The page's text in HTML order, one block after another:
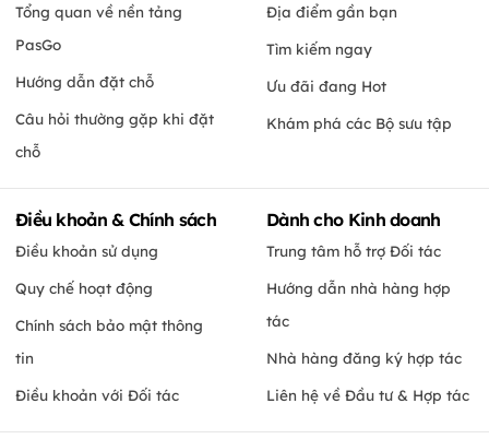
Tổng quan về nền tảng
PasGo
Hướng dẫn đặt chỗ
Câu hỏi thường gặp khi đặt
chỗ
Địa điểm gần bạn
Tìm kiếm ngay
Ưu đãi đang Hot
Khám phá các Bộ sưu tập
Điều khoản & Chính sách
Điều khoản sử dụng
Quy chế hoạt động
Chính sách bảo mật thông
tin
Điều khoản với Đối tác
Dành cho Kinh doanh
Trung tâm hỗ trợ Đối tác
Hướng dẫn nhà hàng hợp
tác
Nhà hàng đăng ký hợp tác
Liên hệ về Đầu tư & Hợp tác